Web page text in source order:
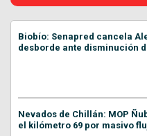
Biobío: Senapred cancela
desborde ante disminución
Nevados de Chillán: MOP
el kilómetro 69 por masivo